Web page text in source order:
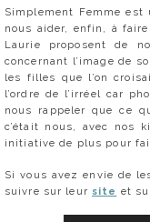
Simplement Femme
nous aider, enfin, à
Laurie proposent de
concernant l’image de
les filles que l’on
l’ordre de l’irréel car
nous rappeler que ce
c’était nous, avec nos
initiative de plus pour
Si vous avez envie de
suivre sur leur site et